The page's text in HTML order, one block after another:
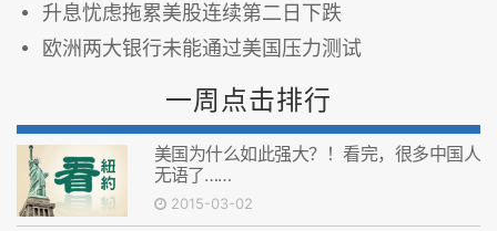
升息忧虑拖累美股连续第二日下跌
欧洲两大银行未能通过美国压力测试
一周点击排行
美国为什么如此强大？！看完，很多中国人
无语了……
2015-03-02